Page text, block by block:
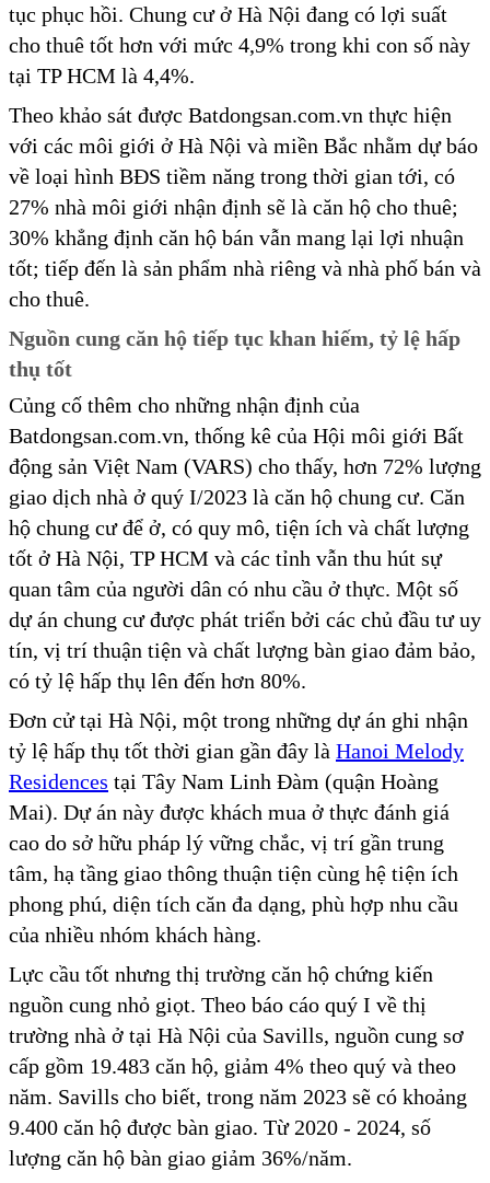
tục phục hồi. Chung cư ở Hà Nội đang có lợi suất
cho thuê tốt hơn với mức 4,9% trong khi con số này
tại TP HCM là 4,4%.
Theo khảo sát được Batdongsan.com.vn thực hiện
với các môi giới ở Hà Nội và miền Bắc nhằm dự báo
về loại hình BĐS tiềm năng trong thời gian tới, có
27% nhà môi giới nhận định sẽ là căn hộ cho thuê;
30% khẳng định căn hộ bán vẫn mang lại lợi nhuận
tốt; tiếp đến là sản phẩm nhà riêng và nhà phố bán và
cho thuê.
Nguồn cung căn hộ tiếp tục khan hiếm, tỷ lệ hấp
thụ tốt
Củng cố thêm cho những nhận định của
Batdongsan.com.vn, thống kê của Hội môi giới Bất
động sản Việt Nam (VARS) cho thấy, hơn 72% lượng
giao dịch nhà ở quý I/2023 là căn hộ chung cư. Căn
hộ chung cư để ở, có quy mô, tiện ích và chất lượng
tốt ở Hà Nội, TP HCM và các tỉnh vẫn thu hút sự
quan tâm của người dân có nhu cầu ở thực. Một số
dự án chung cư được phát triển bởi các chủ đầu tư uy
tín, vị trí thuận tiện và chất lượng bàn giao đảm bảo,
có tỷ lệ hấp thụ lên đến hơn 80%.
Đơn cử tại Hà Nội, một trong những dự án ghi nhận
tỷ lệ hấp thụ tốt thời gian gần đây là Hanoi Melody
Residences tại Tây Nam Linh Đàm (quận Hoàng
Mai). Dự án này được khách mua ở thực đánh giá
cao do sở hữu pháp lý vững chắc, vị trí gần trung
tâm, hạ tầng giao thông thuận tiện cùng hệ tiện ích
phong phú, diện tích căn đa dạng, phù hợp nhu cầu
của nhiều nhóm khách hàng.
Lực cầu tốt nhưng thị trường căn hộ chứng kiến
nguồn cung nhỏ giọt. Theo báo cáo quý I về thị
trường nhà ở tại Hà Nội của Savills, nguồn cung sơ
cấp gồm 19.483 căn hộ, giảm 4% theo quý và theo
năm. Savills cho biết, trong năm 2023 sẽ có khoảng
9.400 căn hộ được bàn giao. Từ 2020 - 2024, số
lượng căn hộ bàn giao giảm 36%/năm.